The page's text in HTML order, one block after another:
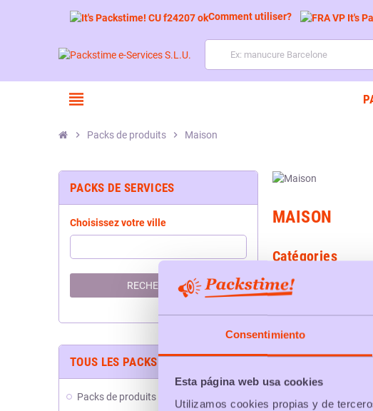
Consentimiento
Esta página web usa cookies
Utilizamos cookies propias y de
Comment utiliser?
view_headline
chevron_right Packs de produits chevron_right Maison
PACKS DE SERVICES
Choisissez votre ville
RECHERCHER
TOUS LES PACKS
Packs de produits
MAISON
Catégories